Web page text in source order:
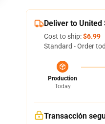
Deliver to United
Cost to ship:$6.99
Standard - Order
Production
Today
Transacción